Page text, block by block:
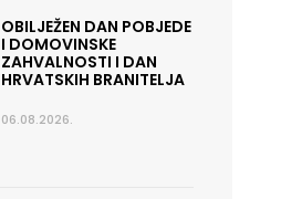
OBILJEŽEN DAN POBJEDE
I DOMOVINSKE
ZAHVALNOSTI I DAN
HRVATSKIH BRANITELJA
06.08.2026.